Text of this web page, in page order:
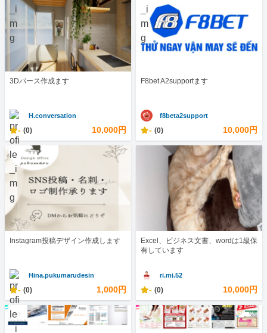
3Dパース作成ます
H.conversation
- (0) 10,000円
F8bet A2supportます
f8beta2support
- (0) 10,000円
Instagram投稿デザイン作成します
Hina.pukumarudesin
- (0) 1,000円
Excel、ビジネス文書、wordは1級保
有しています
ri.mi.52
- (0) 10,000円